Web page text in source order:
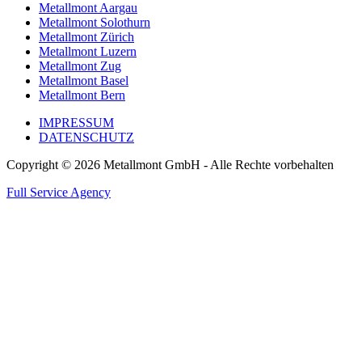
Metallmont Aargau
Metallmont Solothurn
Metallmont Zürich
Metallmont Luzern
Metallmont Zug
Metallmont Basel
Metallmont Bern
IMPRESSUM
DATENSCHUTZ
Copyright © 2026 Metallmont GmbH - Alle Rechte vorbehalten
Full Service Agency